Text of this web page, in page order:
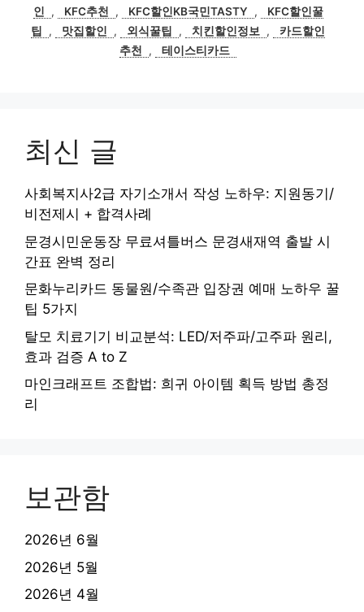
인
, KFC추천 , KFC할인KB국민TASTY ,
KFC할인꿀
팁
, 맛집할인 , 외식꿀팁 , 치킨할인정보 ,
카드할인
추천
, 테이스티카드
최신 글
사회복지사2급 자기소개서 작성 노하우: 지원동기/
비전제시 + 합격사례
문경시민운동장 무료셔틀버스 문경새재역 출발 시
간표 완벽 정리
문화누리카드 동물원/수족관 입장권 예매 노하우 꿀
팁 5가지
탈모 치료기기 비교분석: LED/저주파/고주파 원리,
효과 검증 A to Z
마인크래프트 조합법: 희귀 아이템 획득 방법 총정
리
보관함
2026년 6월
2026년 5월
2026년 4월